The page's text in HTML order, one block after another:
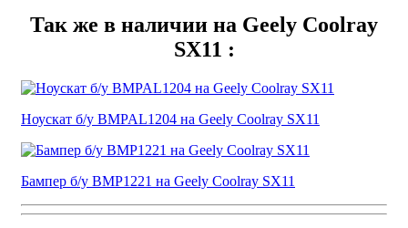
Так же в наличии на Geely Coolray
SX11 :
Ноускат б/у BMPAL1204 на Geely Coolray SX11
Бампер б/у BMP1221 на Geely Coolray SX11